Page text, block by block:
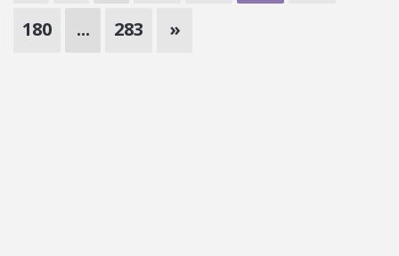
180 ... 283 »